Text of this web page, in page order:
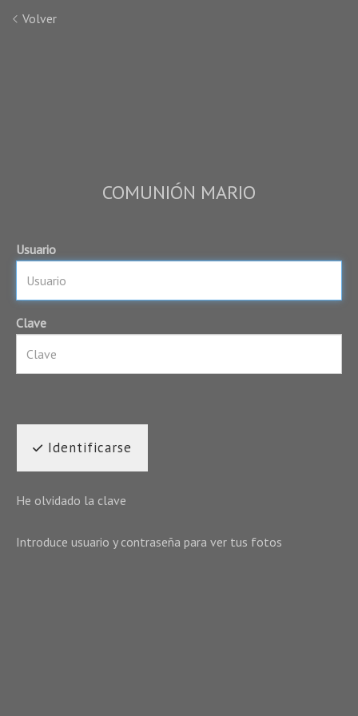
Volver
COMUNIÓN MARIO
Usuario
Clave
Identificarse
He olvidado la clave
Introduce usuario y contraseña para ver tus fotos